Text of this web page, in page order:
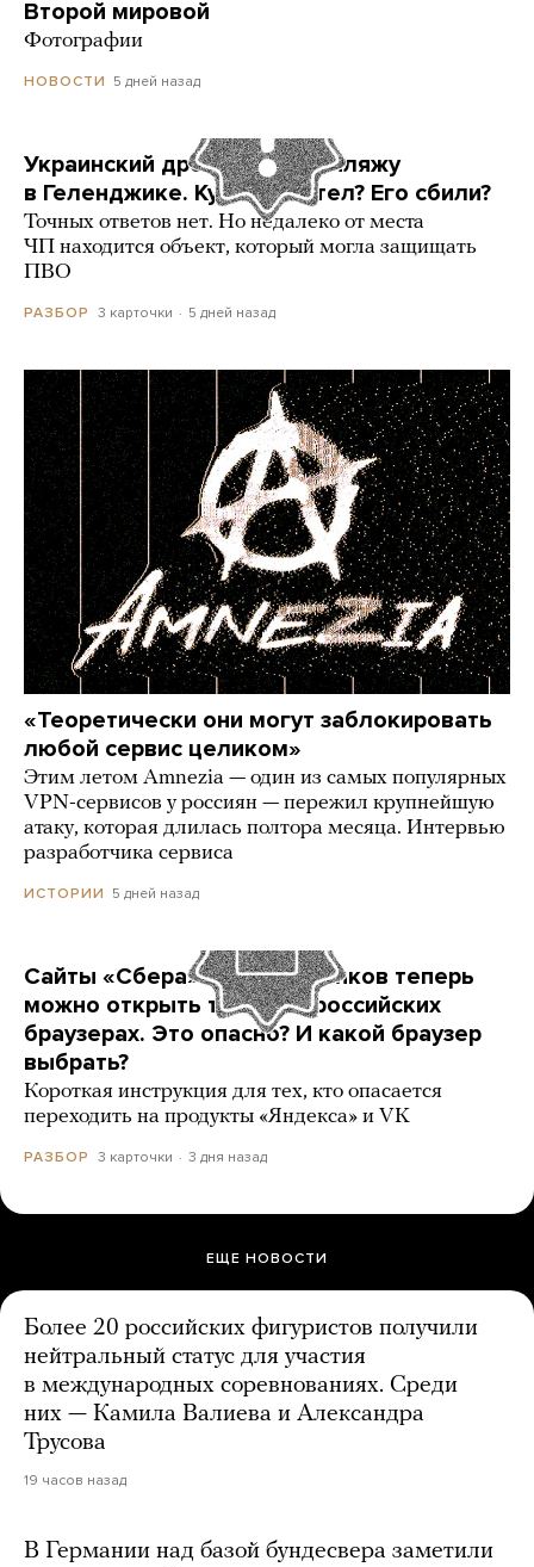
Второй мировой
Фотографии
НОВОСТИ 5 дней назад
Украинский дрон попал по пляжу
в Геленджике. Куда он летел? Его сбили?
Точных ответов нет. Но недалеко от места
ЧП находится объект, который могла защищать
ПВО
РАЗБОР 3 карточки 5 дней назад
«Теоретически они могут заблокировать
любой сервис целиком»
Этим летом Amnezia — один из самых популярных
VPN-сервисов у россиян — пережил крупнейшую
атаку, которая длилась полтора месяца. Интервью
разработчика сервиса
ИСТОРИИ 5 дней назад
Сайты «Сбера» и других банков теперь
можно открыть только в российских
браузерах. Это опасно? И какой браузер
выбрать?
Короткая инструкция для тех, кто опасается
переходить на продукты «Яндекса» и VK
РАЗБОР 3 карточки 3 дня назад
ЕЩЕ НОВОСТИ
Более 20 российских фигуристов получили
нейтральный статус для участия
в международных соревнованиях. Среди
них — Камила Валиева и Александра
Трусова
19 часов назад
В Германии над базой бундесвера заметили